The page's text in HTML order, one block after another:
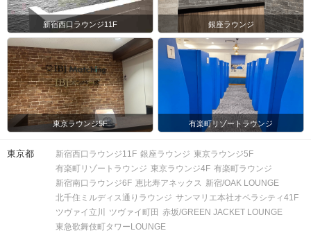
新宿西口ラウンジ11F 銀座ラウンジ
東京ラウンジ5F 有楽町リゾートラウンジ
東京都 新宿西口ラウンジ11F 銀座ラウンジ 東京ラウンジ5F
有楽町リゾートラウンジ 東京ラウンジ4F 有楽町ラウンジ
新宿南口ラウンジ6F 恵比寿アネックス 新宿/OAK LOUNGE
北千住ミルディス通りラウンジ サンマリエ本社オペラシティ41F
ツヴァイ立川
ツヴァイ町田 赤坂/GREEN JACKET LOUNGE
東急歌舞伎町タワーLOUNGE